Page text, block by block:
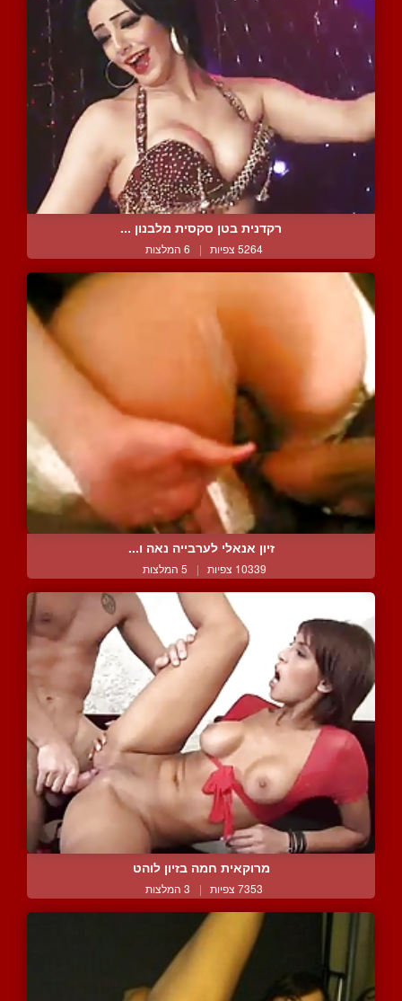
רקדנית בטן סקסית מלבנון ...
5264 צפיות | 6 המלצות
זיון אנאלי לערבייה נאה ו...
10339 צפיות | 5 המלצות
מרוקאית חמה בזיון לוהט
7353 צפיות | 3 המלצות